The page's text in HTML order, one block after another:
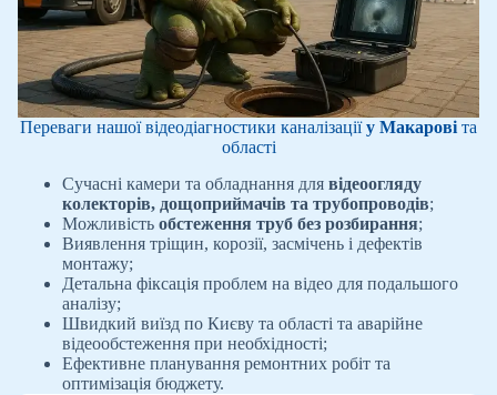
Переваги нашої відеодіагностики каналізаціїу Макарові та
області
Сучасні камери та обладнання для відеоогляду
колекторів, дощоприймачів та трубопроводів;
Можливість обстеження труб без розбирання;
Виявлення тріщин, корозії, засмічень і дефектів
монтажу;
Детальна фіксація проблем на відео для подальшого
аналізу;
Швидкий виїзд по Києву та області та аварійне
відеообстеження при необхідності;
Ефективне планування ремонтних робіт та
оптимізація бюджету.